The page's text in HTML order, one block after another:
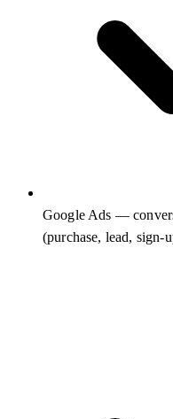
Google Ads —
(purchase, lead, sign-